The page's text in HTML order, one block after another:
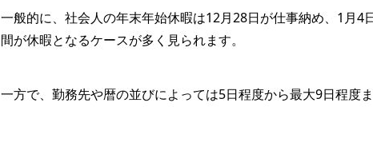
一般的に、社会人の年末年始休暇は12月28日が仕事納め、1月4
間が休暇となるケースが多く見られます。
一方で、勤務先や暦の並びによっては5日程度から最大9日程度